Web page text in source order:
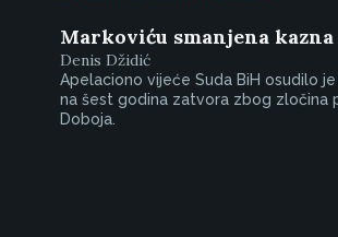
Markoviću smanjena kazna
Denis Džidić
Apelaciono vijeće Suda BiH osudilo
na šest godina zatvora zbog zločina
Doboja.